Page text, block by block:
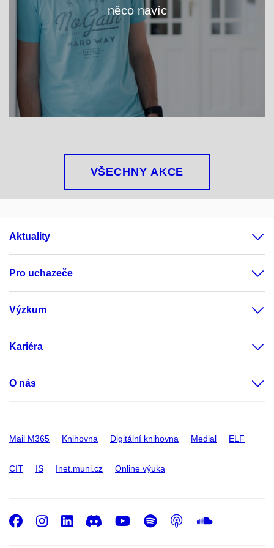
něco navíc
VÍCE
VŠECHNY AKCE
Aktuality
Pro uchazeče
Výzkum
Kariéra
O nás
Mail M365 Knihovna Digitální knihovna Medial ELF
CIT IS Inet.muni.cz Online výuka
Facebook
Instagram
LinkedIn
DiscordYoutube
Spotify
Podcast